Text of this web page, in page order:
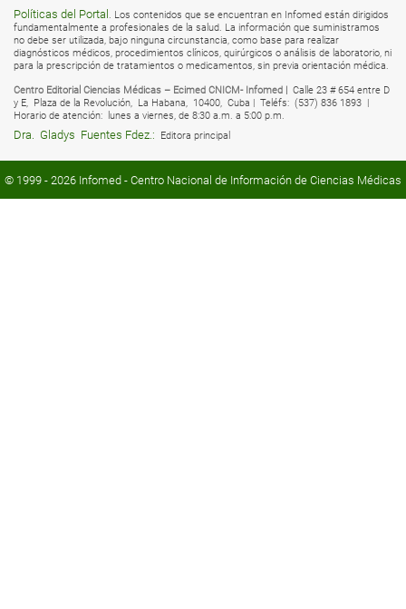
Políticas del Portal . Los contenidos que se encuentran en Infomed están dirigidos
fundamentalmente a profesionales de la salud. La información que suministramos
no debe ser utilizada, bajo ninguna circunstancia, como base para realizar
diagnósticos médicos, procedimientos clínicos, quirúrgicos o análisis de laboratorio, ni
para la prescripción de tratamientos o medicamentos, sin previa orientación médica.
Centro Editorial Ciencias Médicas – Ecimed CNICM- Infomed | Calle 23 # 654 entre D
y E, Plaza de la Revolución, La Habana, 10400, Cuba | Teléfs: (537) 836 1893 |
Horario de atención:
lunes a viernes, de 8:30 a.m. a 5:00 p.m.
Dra. Gladys Fuentes Fdez.: Editora principal
© 1999 - 2026 Infomed - Centro Nacional de Información de Ciencias Médicas